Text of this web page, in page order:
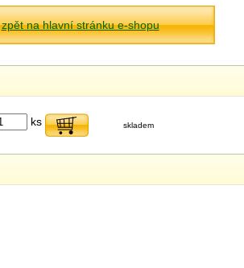
zpět na hlavní stránku e-shopu
ks skladem